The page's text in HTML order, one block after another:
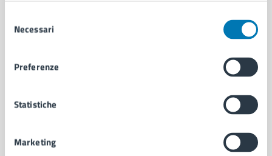
delNecessari
Preferenze
Statistiche
Marketing
Organi di governo
Enti e fondazioni
Documenti e dati